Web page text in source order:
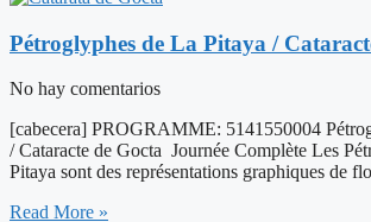
Pétroglyphes de La Pitaya /
No hay comentarios
[cabecera] PROGRAMME: 5141550004
/ Cataracte de Gocta Journée Complète Les
Pitaya sont des représentations graphiques de
Read More »